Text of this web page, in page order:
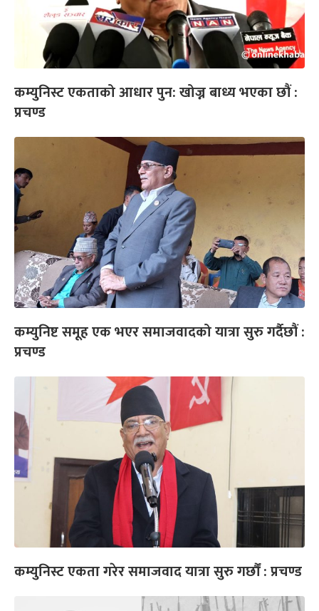
कम्युनिस्ट एकताको आधार पुन: खोज्न बाध्य भएका छौं :
प्रचण्ड
कम्युनिष्ट समूह एक भएर समाजवादको यात्रा सुरु गर्दैछौं :
प्रचण्ड
कम्युनिस्ट एकता गरेर समाजवाद यात्रा सुरु गर्छौं : प्रचण्ड